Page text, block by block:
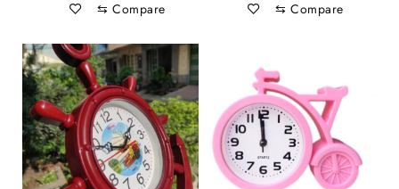
⇆ Compare ⇆ Compare